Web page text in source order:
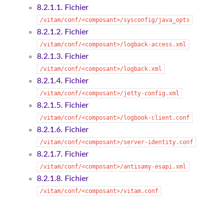
8.2.1.1. Fichier
/vitam/conf/<composant>/sysconfig/java_opts
8.2.1.2. Fichier
/vitam/conf/<composant>/logback-access.xml
8.2.1.3. Fichier
/vitam/conf/<composant>/logback.xml
8.2.1.4. Fichier
/vitam/conf/<composant>/jetty-config.xml
8.2.1.5. Fichier
/vitam/conf/<composant>/logbook-client.conf
8.2.1.6. Fichier
/vitam/conf/<composant>/server-identity.conf
8.2.1.7. Fichier
/vitam/conf/<composant>/antisamy-esapi.xml
8.2.1.8. Fichier
/vitam/conf/<composant>/vitam.conf